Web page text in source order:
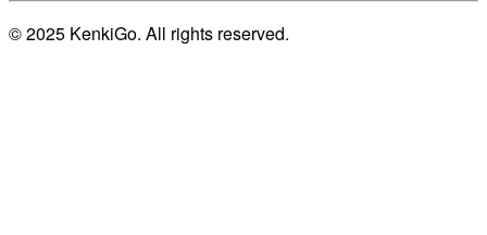
© 2025 KenkiGo. All rights reserved.